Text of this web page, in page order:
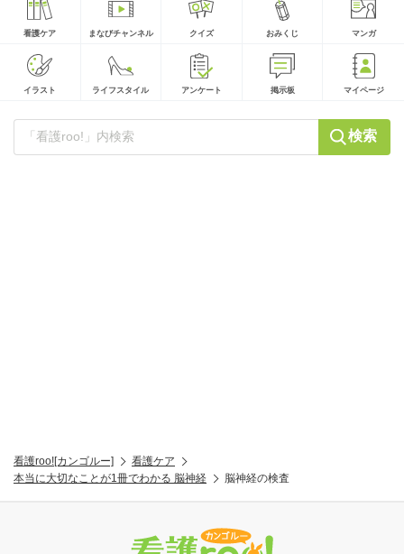
看護ケア まなびチャンネル クイズ おみくじ マンガ
イラスト ライフスタイル アンケート 掲示板 マイページ
検索
看護roo![カンゴルー]
看護ケア
本当に大切なことが1冊でわかる 脳神経
脳神経の検査